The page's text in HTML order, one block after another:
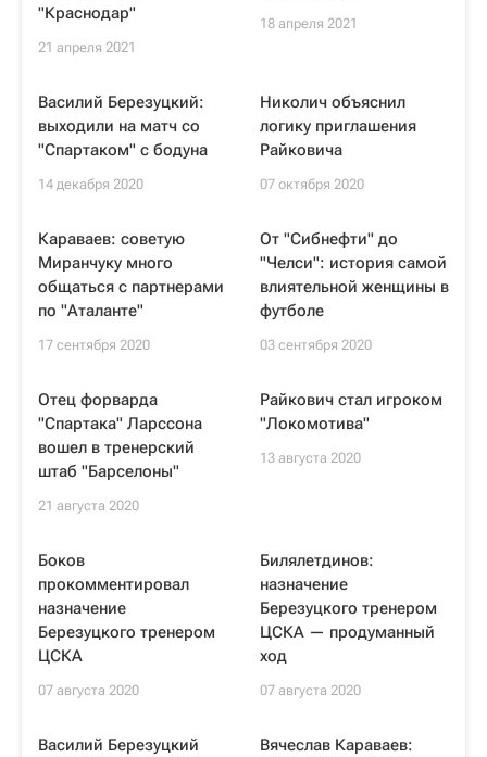
"Краснодар"
21 апреля 2021
18 апреля 2021
Василий Березуцкий:
выходили на матч со
"Спартаком" с бодуна
14 декабря 2020
Николич объяснил
логику приглашения
Райковича
07 октября 2020
Караваев: советую
Миранчуку много
общаться с партнерами
по "Аталанте"
17 сентября 2020
От "Сибнефти" до
"Челси": история самой
влиятельной женщины в
футболе
03 сентября 2020
Отец форварда
"Спартака" Ларссона
вошел в тренерский
штаб "Барселоны"
21 августа 2020
Райкович стал игроком
"Локомотива"
13 августа 2020
Боков
прокомментировал
назначение
Березуцкого тренером
ЦСКА
07 августа 2020
Билялетдинов:
назначение
Березуцкого тренером
ЦСКА — продуманный
ход
07 августа 2020
Василий Березуцкий
Вячеслав Караваев: